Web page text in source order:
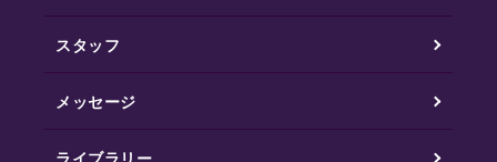
スタッフ
メッセージ
ライブラリー